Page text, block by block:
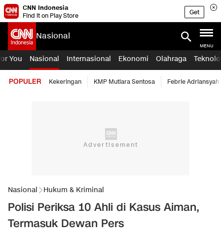
CNN Indonesia
Find it on Play Store
Get
Nasional
MENU
You Nasional Internasional Ekonomi Olahraga
POPULER Kekeringan KMP Mutiara Sentosa Febrie Adriansyah
Nasional Hukum & Kriminal
Polisi Periksa 10 Ahli di Kasus Aiman,
Termasuk Dewan Pers